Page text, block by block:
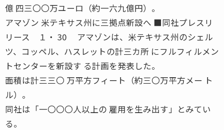
億 四三〇〇万ユーロ（約一六九億円）。
アマゾン 米テキサス州に三拠点新設へ ■同社プレスリ
リース １・ 30 アマゾンは、米テキサス州のシェル
ツ、コッペル、ハスレットの計三カ所 にフルフィルメン
トセンターを新設す る計画を発表した。
面積は計三三〇 万平方フィート（約三〇万平方メー ト
ル）。
同社は「一〇〇〇人以上の 雇用を生み出す」とみてい
る。